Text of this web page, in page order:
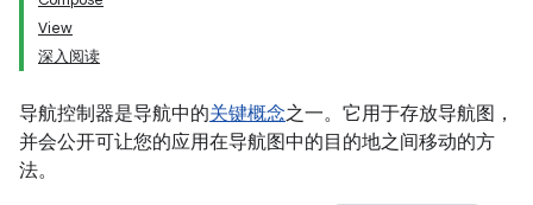
View
深入阅读
导航控制器是导航中的关键概念之一。它用于存放导航图，
并会公开可让您的应用在导航图中的目的地之间移动的方
法。